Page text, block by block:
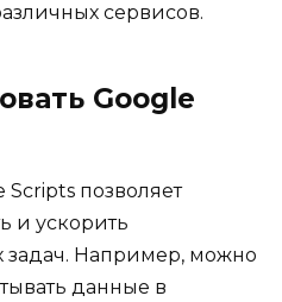
сервисов.
Google
позволяет
и ускорить
Например, можно
данные в